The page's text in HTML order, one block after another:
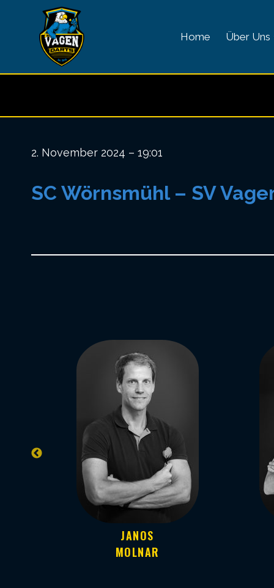
springen
Home Über Uns
2. November 2024 – 19:01
SC Wörnsmühl – SV
JANOS
MOLNAR